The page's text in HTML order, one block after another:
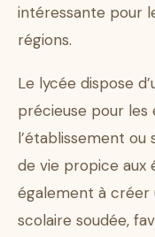
intéressante pour
régions.
Le lycée dispose
précieuse pour les
l’établissement ou
de vie propice aux
également à créer
scolaire soudée,